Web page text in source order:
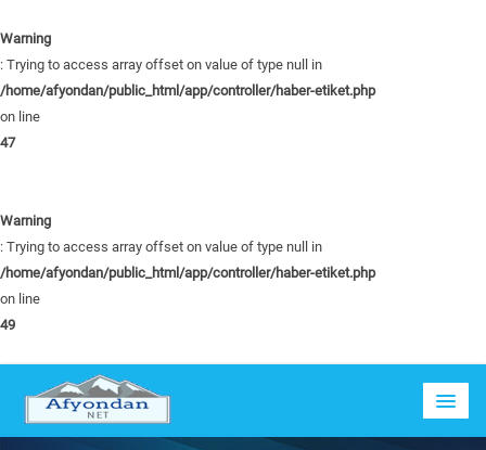
Warning
: Trying to access array offset on value of type null in
/home/afyondan/public_html/app/controller/haber-etiket.php
on line
47
Warning
: Trying to access array offset on value of type null in
/home/afyondan/public_html/app/controller/haber-etiket.php
on line
49